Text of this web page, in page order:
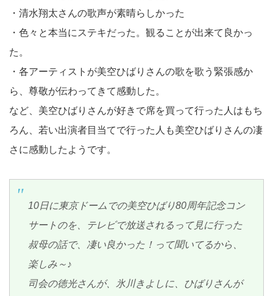
・清水翔太さんの歌声が素晴らしかった
・色々と本当にステキだった。観ることが出来て良かっ
た。
・各アーティストが美空ひばりさんの歌を歌う緊張感か
ら、尊敬が伝わってきて感動した。
など、美空ひばりさんが好きで席を買って行った人はもち
ろん、若い出演者目当てで行った人も美空ひばりさんの凄
さに感動したようです。
10日に東京ドームでの美空ひばり80周年記念コン
サートのを、テレビで放送されるって見に行った
叔母の話で、凄い良かった！って聞いてるから、
楽しみ～♪
司会の徳光さんが、氷川きよしに、ひばりさんが